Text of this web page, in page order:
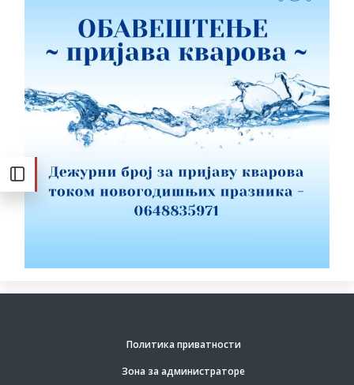
Политика приватности
Зона за администраторе